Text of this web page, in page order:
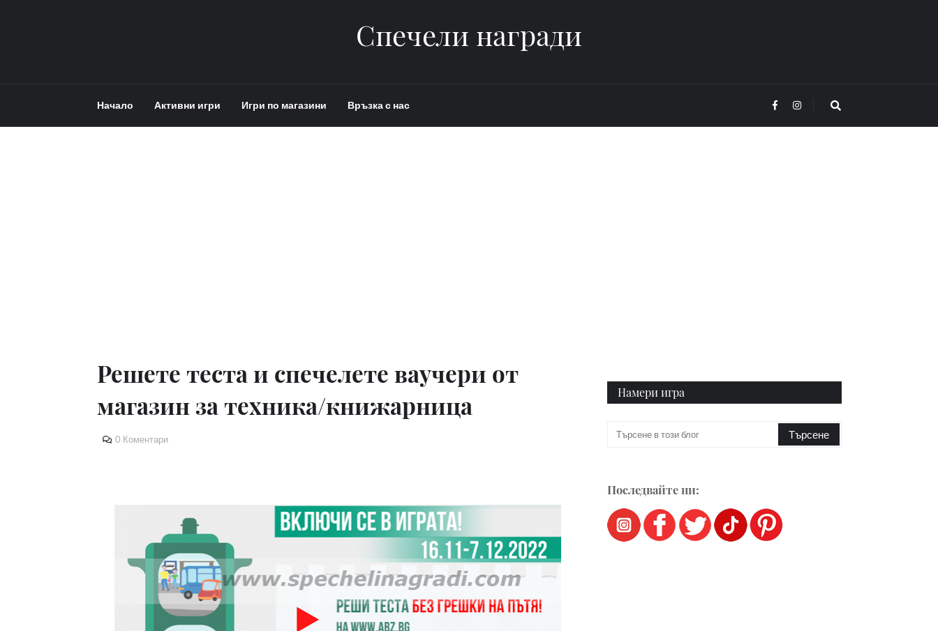
Спечели награди
Начало Активни игри Игри по магазини Връзка с нас
Решете теста и спечелете ваучери от
магазин за техника/книжарница
0 Коментари
Намери игра
Последвайте ни: